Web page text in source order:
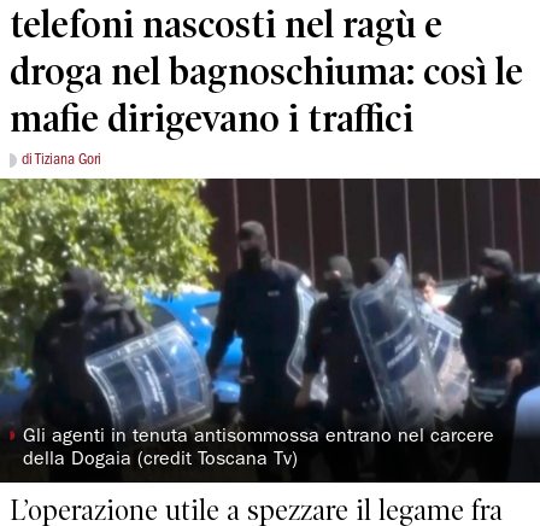
telefoni nascosti nel ragù e
droga nel bagnoschiuma: così le
mafie dirigevano i traffici
di Tiziana Gori
◗ Gli agenti in tenuta antisommossa entrano nel carcere
della Dogaia (credit Toscana Tv)
L’operazione utile a spezzare il legame fra